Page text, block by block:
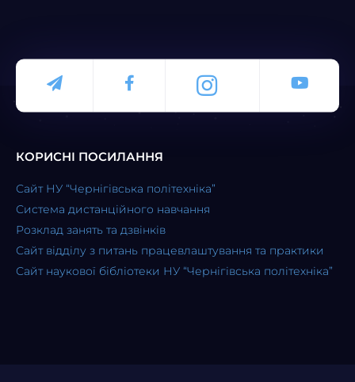
КОРИСНІ ПОСИЛАННЯ
Сайт НУ “Чернігівська політехніка”
Система дистанційного навчання
Розклад занять та дзвінків
Сайт відділу з питань працевлаштування та практики
Сайт наукової бібліотеки НУ “Чернігівська політехніка”